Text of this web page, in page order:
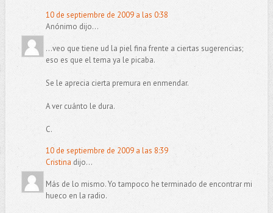
10 de septiembre de 2009 a las 0:38
Anónimo dijo...
...veo que tiene ud la piel fina frente a ciertas sugerencias;
eso es que el tema ya le picaba.
Se le aprecia cierta premura en enmendar.
A ver cuánto le dura.
C.
10 de septiembre de 2009 a las 8:39
Cristina dijo...
Más de lo mismo. Yo tampoco he terminado de encontrar mi
hueco en la radio.